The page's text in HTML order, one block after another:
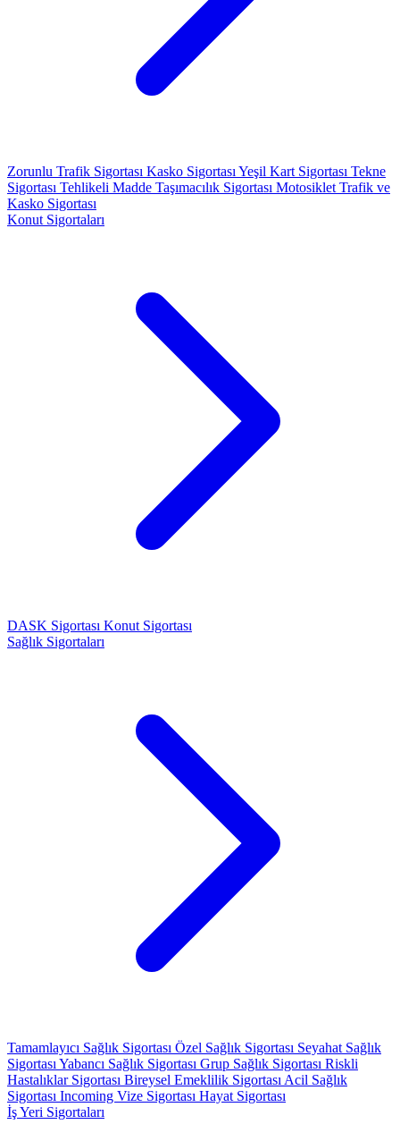
Zorunlu Trafik Sigortası Kasko Sigortası Yeşil Kart Sigortası Tekne
Sigortası Tehlikeli Madde Taşımacılık Sigortası Motosiklet Trafik ve
Kasko Sigortası
Konut Sigortaları
DASK Sigortası Konut Sigortası
Sağlık Sigortaları
Tamamlayıcı Sağlık Sigortası Özel Sağlık Sigortası Seyahat Sağlık
Sigortası Yabancı Sağlık Sigortası Grup Sağlık Sigortası Riskli
Hastalıklar Sigortası Bireysel Emeklilik Sigortası Acil Sağlık
Sigortası Incoming Vize Sigortası Hayat Sigortası
İş Yeri Sigortaları